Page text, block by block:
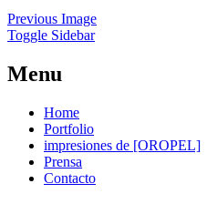
Previous Image
Toggle Sidebar
Menu
Home
Portfolio
impresiones de [OROPEL]
Prensa
Contacto